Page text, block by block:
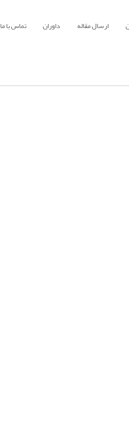
ارسال مقاله داوران تماس با ما